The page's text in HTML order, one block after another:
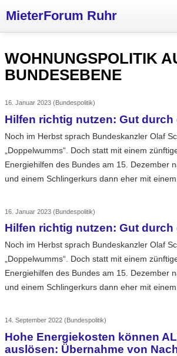
MieterForum Ruhr
Wohnungspolitik
Über uns
WOHNUNGSPOLITIK
BUNDESEBENE
16. Januar 2023 (Bundespolitik)
Hilfen richtig nutzen: Gut durch
Noch im Herbst sprach Bundeskanzler Olaf
„Doppelwumms“. Doch statt mit einem
Energiehilfen des Bundes am 15. Dezember
und einem Schlingerkurs dann eher mit
16. Januar 2023 (Bundespolitik)
Hilfen richtig nutzen: Gut durch
Noch im Herbst sprach Bundeskanzler Olaf
„Doppelwumms“. Doch statt mit einem
Energiehilfen des Bundes am 15. Dezember
und einem Schlingerkurs dann eher mit
14. September 2022 (Bundespolitik)
Hohe Energiekosten können
auslösen: Übernahme von